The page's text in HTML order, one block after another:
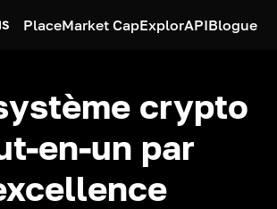
PlaceMarket CapExplorAPIBlogue
crypto
en-un par